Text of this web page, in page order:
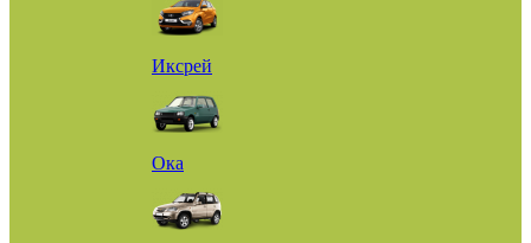
Иксрей
Ока